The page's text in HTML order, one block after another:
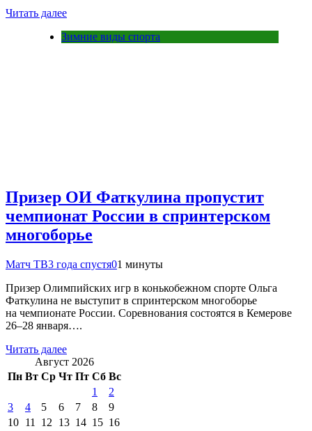
Читать далее
Зимние виды спорта
Призер ОИ Фаткулина пропустит
чемпионат России в спринтерском
многоборье
Матч ТВ3 года спустя01 минуты
Призер Олимпийских игр в конькобежном спорте Ольга
Фаткулина не выступит в спринтерском многоборье
на чемпионате России. Соревнования состоятся в Кемерове
26–28 января….
Читать далее
Август 2026
Пн Вт Ср Чт Пт Сб Вс
1
2
3
4 5 6 7 8
9
10 11 12 13 14 15 16